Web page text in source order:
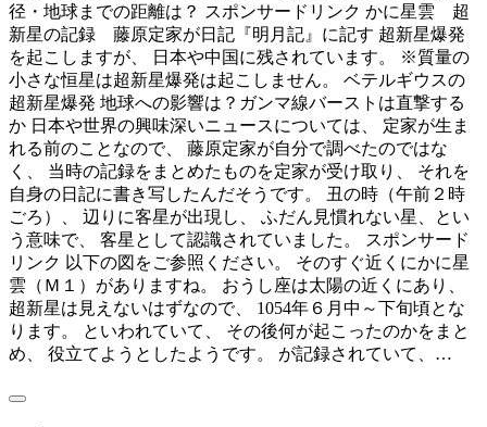
径・地球までの距離は？ スポンサードリンク かに星雲 超
新星の記録 藤原定家が日記『明月記』に記す 超新星爆発
を起こしますが、 日本や中国に残されています。 ※質量の
小さな恒星は超新星爆発は起こしません。 ベテルギウスの
超新星爆発 地球への影響は？ガンマ線バーストは直撃する
か 日本や世界の興味深いニュースについては、 定家が生ま
れる前のことなので、 藤原定家が自分で調べたのではな
く、 当時の記録をまとめたものを定家が受け取り、 それを
自身の日記に書き写したんだそうです。 丑の時（午前２時
ごろ）、 辺りに客星が出現し、 ふだん見慣れない星、とい
う意味で、 客星として認識されていました。 スポンサード
リンク 以下の図をご参照ください。 そのすぐ近くにかに星
雲（Ｍ１）がありますね。 おうし座は太陽の近くにあり、
超新星は見えないはずなので、 1054年６月中～下旬頃とな
ります。 といわれていて、 その後何が起こったのかをまと
め、 役立てようとしたようです。 が記録されていて、…